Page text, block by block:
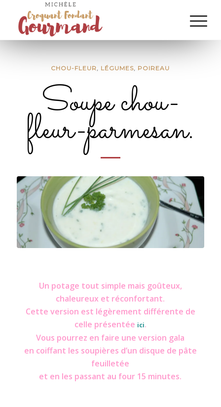
CHOU-FLEUR, LÉGUMES, POIREAU
Soupe chou-
fleur-parmesan.
Un potage tout simple mais goûteux,
chaleureux et réconfortant.
Cette version est légèrement différente de
celle présentée ici.
Vous pourrez en faire une version gala
en coiffant les soupières d’un disque de pâte
feuilletée
et en les passant au four 15 minutes.